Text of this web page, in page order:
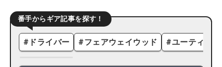
番手からギア記事を探す！
# ドライバー #フェアウェイウッド #ユーティリ